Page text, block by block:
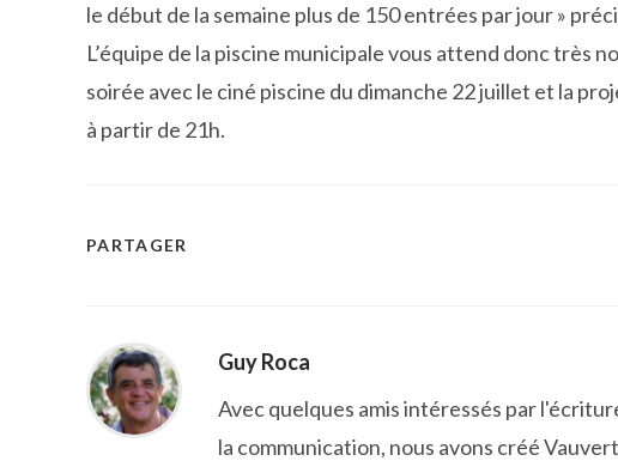
le début de la semaine plus de 150 entrées par jour »
L’équipe de la piscine municipale vous attend donc très
soirée avec le ciné piscine du dimanche 22 juillet et la
à partir de 21h.
PARTAGER
Guy Roca
Avec quelques amis intéressés par
la communication, nous avons créé